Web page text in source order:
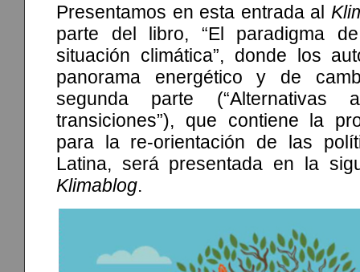
Presentamos en esta entrada al
parte del libro, “El paradigma
situación climática”, donde los
panorama energético y de
segunda parte (“Alternativas
transiciones”), que contiene la
para la re-orientación de las
Latina, será presentada en la
Klimablog.